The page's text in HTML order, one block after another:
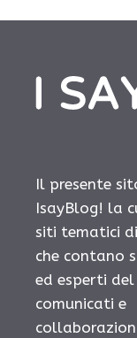
Il presente
IsayBlog! la
siti tematici
che contano
ed esperti
comunicati e